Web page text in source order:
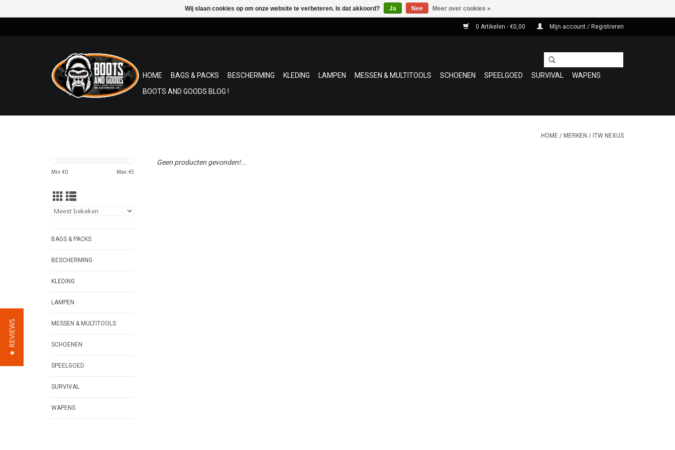
0 Artikelen - €0,00 Mijn account / Registreren
HOME BAGS & PACKS BESCHERMING KLEDING LAMPEN MESSEN & MULTITOOLS SCHOENEN SPEELGOED SURVIVAL
WAPENS
BOOTS AND GOODS BLOG !
HOME / MERKEN / ITW NEXUS
Min: €0 Max: €5
BAGS & PACKS
BESCHERMING
KLEDING
LAMPEN
MESSEN & MULTITOOLS
SCHOENEN
SPEELGOED
SURVIVAL
WAPENS
Geen producten gevonden!...
Wij slaan cookies op om onze website te verbeteren. Is dat akkoord? Ja Nee Meer over cookies »
★ REVIEWS